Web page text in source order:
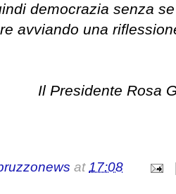
democrazia senza
avviando una
Rosa
at17:08